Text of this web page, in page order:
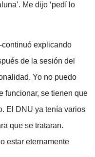
Me dijo ‘pedí lo
continuó explicando
de la sesión del
Yo no puedo
funcionar, se tienen que
El DNU ya tenía varios
que se trataran.
estar eternamente